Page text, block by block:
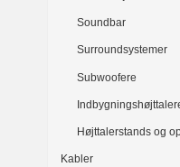
Soundbar
Surroundsystemer
Subwoofere
Højttalerstands og
Kabler